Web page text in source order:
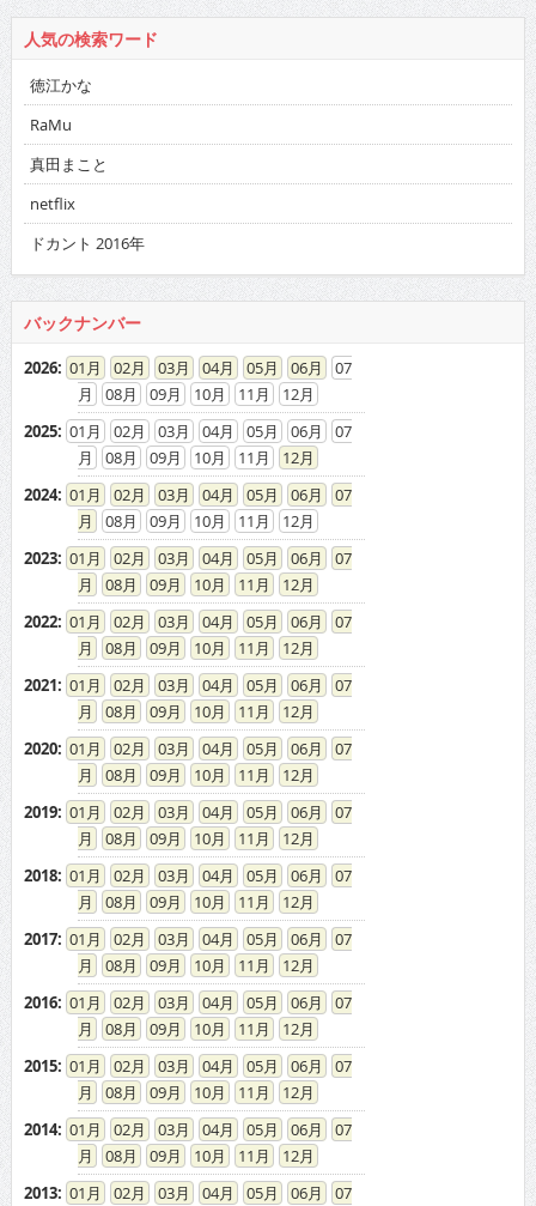
人気の検索ワード
徳江かな
RaMu
真田まこと
netflix
ドカント 2016年
バックナンバー
2026: 01 02 03 04 05 06
07
08
09 10 11
12
2025: 01 02 03 04 05 06
07
08
09 10 11
12
2024: 01 02 03 04 05 06
07
08
09 10 11
12
2023: 01 02 03 04 05 06
07
08
09 10 11
12
2022: 01 02 03 04 05 06
07
08
09 10 11
12
2021: 01 02 03 04 05 06
07
08
09 10 11
12
2020: 01 02 03 04 05 06
07
08
09 10 11
12
2019: 01 02 03 04 05 06
07
08
09 10 11
12
2018: 01 02 03 04 05 06
07
08
09 10 11
12
2017: 01 02 03 04 05 06
07
08
09 10 11
12
2016: 01 02 03 04 05 06
07
08
09 10 11
12
2015: 01 02 03 04 05 06
07
08
09 10 11
12
2014: 01 02 03 04 05 06
07
08
09 10 11
12
2013: 01 02 03 04 05 06
07